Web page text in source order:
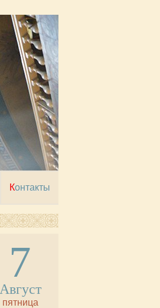
Контакты
7
Август
пятница